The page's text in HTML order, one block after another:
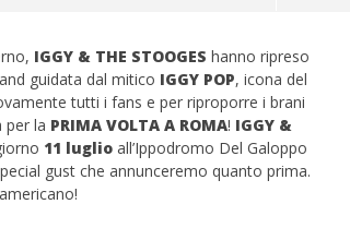
IGGY & THE STOOGES hanno ripreso
guidata dal mitico IGGY POP, icona del
tutti i fans e per riproporre i brani
per la PRIMA VOLTA A ROMA! IGGY &
11 luglioall’Ippodromo Del Galoppo
gust che annunceremo quanto prima.